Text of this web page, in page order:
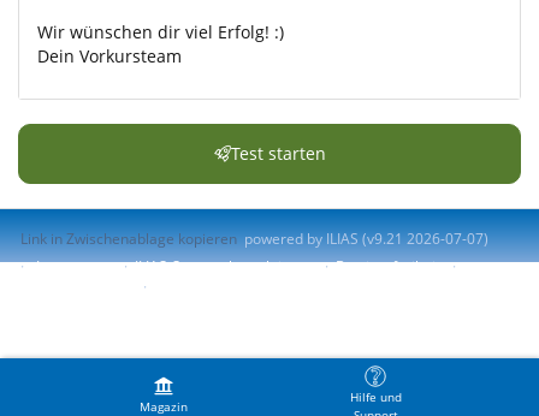
Magazin
Hilfe und
Wir wünschen dir viel Erfolg! :)
Dein Vorkursteam
Test starten
Link in Zwischenablage kopieren powered by ILIAS (v9.21 2026-07-07)
Impressum
ILIAS-Support kontaktieren
Barrierefreiheit